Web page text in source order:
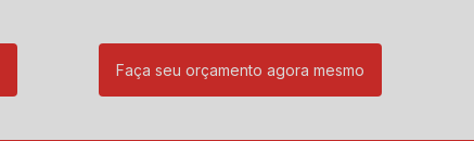
Faça seu orçamento agora mesmo